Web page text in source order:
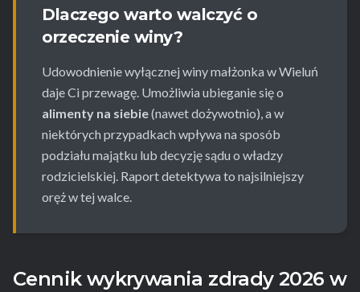
Dlaczego warto walczyć o
orzeczenie winy?
Udowodnienie wyłącznej winy małżonka w Wieluń
daje Ci przewagę. Umożliwia ubieganie się o
alimenty na siebie(nawet dożywotnio), a w
niektórych przypadkach wpływa na sposób
podziału majątku lub decyzję sądu o władzy
rodzicielskiej. Raport detektywa to najsilniejszy
oręż w tej walce.
Cennik wykrywania zdrady 2026 w